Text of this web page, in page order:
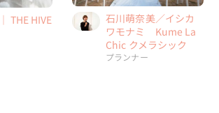
THE HIVE
石川萌奈美／イシカ
ワモナミ Kume La
Chic クメラシック
プランナー